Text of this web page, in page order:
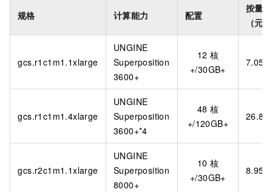
规格 计算能力 配置
按量
（元/
gcs.r1c1m1.1xlarge
UNGINE
Superposition
3600+
12 核
+/30GB+
7.059
gcs.r1c1m1.4xlarge
UNGINE
Superposition
3600+*4
48 核
+/120GB+
gcs.r2c1m1.1xlarge
UNGINE
Superposition
8000+
10 核
+/30GB+
8.953